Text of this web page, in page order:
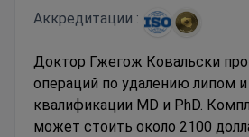
Аккредитации :
Доктор Гжегож Ковальски
операций по удалению липом
квалификации MD и PhD.
может стоить около 2100